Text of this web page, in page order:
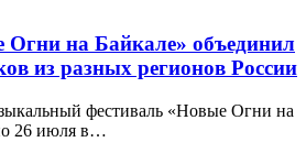
Огни на Байкале» объединил
из разных регионов России
фестиваль «Новые Огни на
26 июля в…